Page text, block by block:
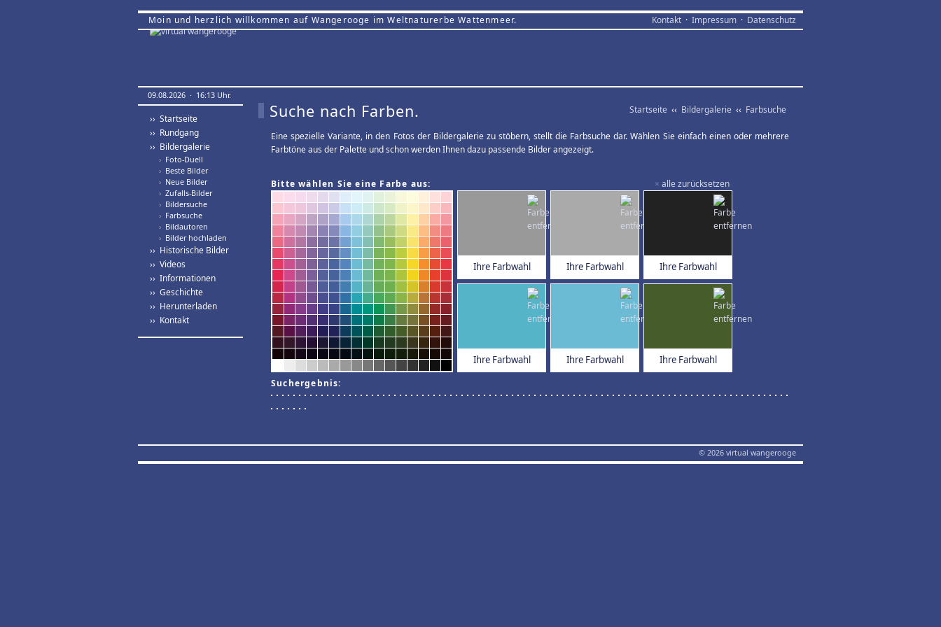
Moin und herzlich willkommen auf Wangerooge im Weltnaturerbe Wattenmeer. Kontakt · Impressum · Datenschutz
09.08.2026 · 16:13 Uhr.
›› Startseite
›› Rundgang
›› Bildergalerie
› Foto-Duell
› Beste Bilder
› Neue Bilder
› Zufalls-Bilder
› Bildersuche
› Farbsuche
› Bildautoren
› Bilder hochladen
›› Historische Bilder
›› Videos
›› Informationen
›› Geschichte
›› Herunterladen
›› Kontakt
Startseite ‹‹ Bildergalerie ‹‹ Farbsuche
Suche nach Farben.
Eine spezielle Variante, in den Fotos der Bildergalerie zu stöbern, stellt die Farbsuche dar. Wählen Sie einfach einen oder mehrere
Farbtöne aus der Palette und schon werden Ihnen dazu passende Bilder angezeigt.
× alle zurücksetzen
Bitte wählen Sie eine Farbe aus:
Ihre Farbwahl Ihre Farbwahl Ihre Farbwahl
Ihre Farbwahl Ihre Farbwahl Ihre Farbwahl
Suchergebnis:
© 2026 virtual wangerooge